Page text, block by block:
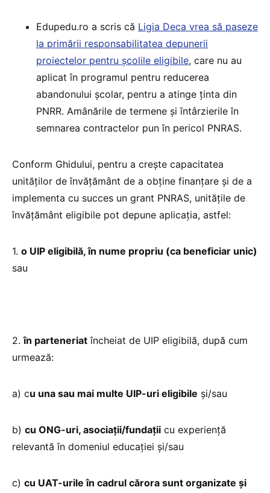
Edupedu.ro a scris că Ligia Deca vrea să paseze
la primării responsabilitatea depunerii
proiectelor pentru școlile eligibile, care nu au
aplicat în programul pentru reducerea
abandonului școlar, pentru a atinge ținta din
PNRR. Amânările de termene și întârzierile în
semnarea contractelor pun în pericol PNRAS.
Conform Ghidului, pentru a crește capacitatea
unităților de învățământ de a obține finanțare și de a
implementa cu succes un grant PNRAS, unitățile de
învățământ eligibile pot depune aplicația, astfel:
1. o UIP eligibilă, în nume propriu (ca beneficiar unic)
sau
2.în parteneriat încheiat de UIP eligibilă, după cum
urmează:
a) cu una sau mai multe UIP-uri eligibile și/sau
b) cu ONG-uri, asociații/fundații cu experiență
relevantă în domeniul educației și/sau
c) cu UAT-urile în cadrul cărora sunt organizate și